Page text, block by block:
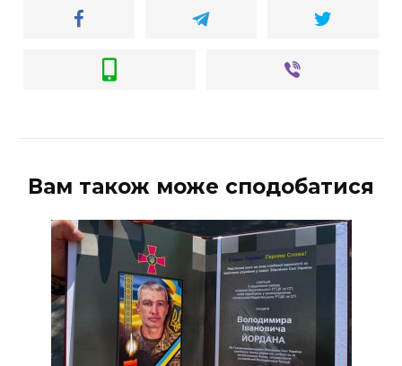
Вам також може сподобатися